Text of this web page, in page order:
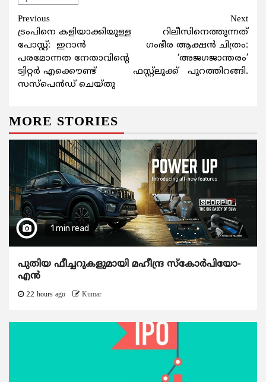
Continue
Reading
Previous
ട്രംപിനെ കളിയാക്കിയുള്ള
പോസ്റ്റ്: ഇറാൻ
പരമോന്നത നേതാവിന്റെ
ട്വിറ്റർ എക്കൌണ്ട്
സസ്പെൻഡ് ചെയ്തു
Next
റിലീസിനെത്തുന്നത്
ഗംഭീര ആക്ഷൻ ചിത്രം:
‘അജഗജാന്തരം’
ഫസ്റ്റ്ലുക്ക് പുറത്തിറങ്ങി.
MORE STORIES
1 min read
പുതിയ ഫീച്ചറുകളുമായി മഹീന്ദ്ര സ്കോർപിയോ-
എൻ
22 hours ago Kumar